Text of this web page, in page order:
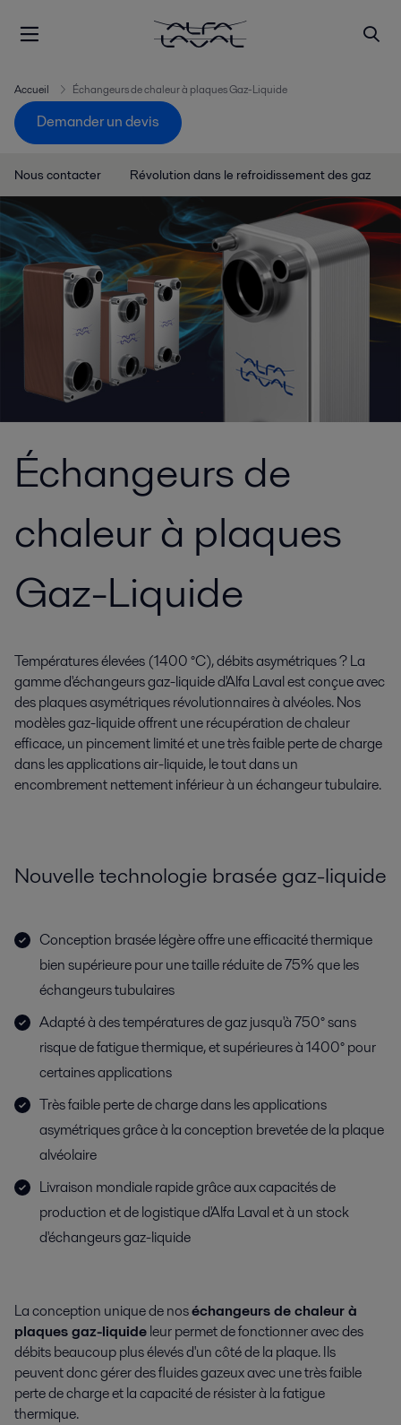
Accueil Échangeurs de chaleur à plaques Gaz-Liquide
Demander un devis
Nous contacter Révolution dans le refroidissement des gaz
Échangeurs de
chaleur à plaques
Gaz-Liquide
Températures élevées (1400 °C), débits asymétriques ? La
gamme d'échangeurs gaz-liquide d'Alfa Laval est conçue avec
des plaques asymétriques révolutionnaires à alvéoles. Nos
modèles gaz-liquide offrent une récupération de chaleur
efficace, un pincement limité et une très faible perte de charge
dans les applications air-liquide, le tout dans un
encombrement nettement inférieur à un échangeur tubulaire.
Nouvelle technologie brasée gaz-liquide
Conception brasée légère offre une efficacité thermique
bien supérieure pour une taille réduite de 75% que les
échangeurs tubulaires
Adapté à des températures de gaz jusqu'à 750° sans
risque de fatigue thermique, et supérieures à 1400° pour
certaines applications
Très faible perte de charge dans les applications
asymétriques grâce à la conception brevetée de la plaque
alvéolaire
Livraison mondiale rapide grâce aux capacités de
production et de logistique d'Alfa Laval et à un stock
d'échangeurs gaz-liquide
La conception unique de noséchangeurs de chaleur à
plaques gaz-liquideleur permet de fonctionner avec des
débits beaucoup plus élevés d'un côté de la plaque. Ils
peuvent donc gérer des fluides gazeux avec une très faible
perte de charge et la capacité de résister à la fatigue
thermique.